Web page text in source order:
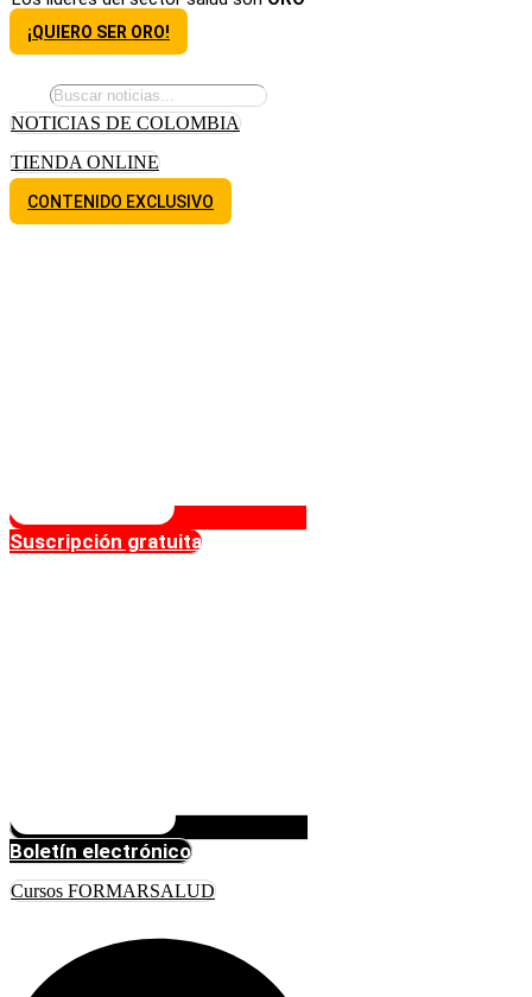
¡QUIERO SER ORO!
NOTICIAS DE COLOMBIA
TIENDA ONLINE
CONTENIDO EXCLUSIVO
Suscripción gratuita
Boletín electrónico
Cursos FORMARSALUD